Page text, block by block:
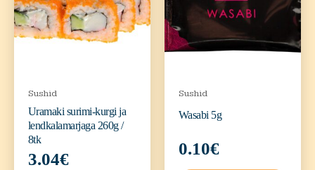
Sushid
Uramaki surimi-kurgi ja
lendkalamarjaga 260g /
8tk
3.04€
Sushid
Wasabi 5g
0.10€